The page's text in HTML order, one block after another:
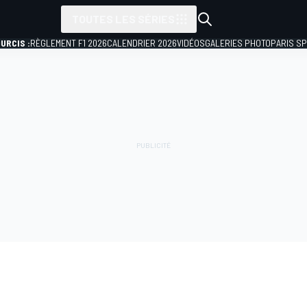
:RÈGLEMENT F1 2026CALENDRIER 2026VIDÉOSGALERIES PHOTOPARIS